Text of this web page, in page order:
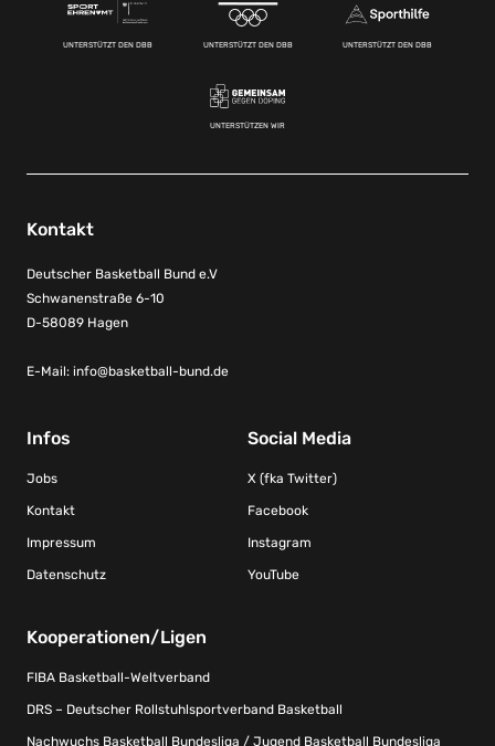
UNTERSTÜTZT DEN DBB UNTERSTÜTZT DEN DBB UNTERSTÜTZT DEN DBB
UNTERSTÜTZEN WIR
Kontakt
Deutscher Basketball Bund e.V
Schwanenstraße 6-10
D-58089 Hagen
E-Mail: info@basketball-bund.de
Infos
Jobs
Kontakt
Impressum
Datenschutz
Social Media
X (fka Twitter)
Facebook
Instagram
YouTube
Kooperationen/Ligen
FIBA Basketball-Weltverband
DRS – Deutscher Rollstuhlsportverband Basketball
Nachwuchs Basketball Bundesliga / Jugend Basketball Bundesliga